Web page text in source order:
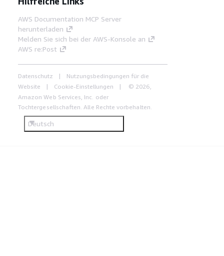
AWS Documentation MCP Server
herunterladen
Melden Sie sich bei der AWS-Konsole an
AWS re:Post
Datenschutz
Nutzungsbedingungen für die
Website
Cookie-Einstellungen
© 2026,
Amazon Web Services, Inc. oder
Tochtergesellschaften. Alle Rechte vorbehalten.
Deutsch